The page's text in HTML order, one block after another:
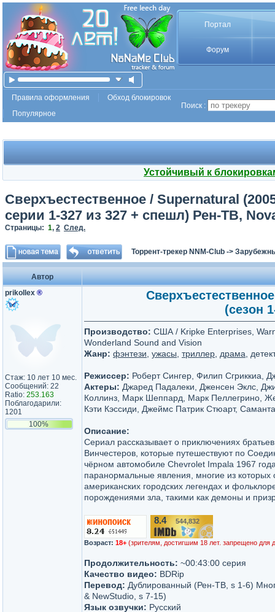
Портал
Форум
Правила оформления
Обход блокировок
Популярное
Поиск :
Устойчивый к
Сверхъестественное / Supernatural
серии 1-327 из 327 + спешл) Рен-ТВ,
Страницы: 1, 2 След.
Торрент-трекер NNM-Club ->
Автор
prikollex ®
Стаж: 10 лет 10 мес.
Сообщений: 22
Ratio: 253.163
Поблагодарили:
1201
100%
(сезон
Производство: США / Kripke Enterprises,
Wonderland Sound and Vision
Жанр: фэнтези ужасы триллер драма ,
Режиссер: Роберт Сингер, Филип Сгриккиа,
Актеры: Джаред Падалеки, Дженсен Эклс,
Коллинз, Марк Шеппард, Марк Пеллегрино,
Кэти Кэссиди, Джеймс Патрик Стюарт,
Описание:
Сериал рассказывает о приключениях
Винчестеров, которые путешествуют по
чёрном автомобиле Chevrolet Impala 1967
паранормальные явления, многие из которых
американских городских легендах и
порождениями зла, такими как демоны и
8.4/10 544,832
Возраст: 18+ (зрителям, достигшим 18 лет. запрещено для
Продолжительность: ~00:43:00 серия
Качество видео: BDRip
Перевод: Дублированный (Рен-ТВ, s 1-6)
& NewStudio, s 7-15)
Язык озвучки: Русский